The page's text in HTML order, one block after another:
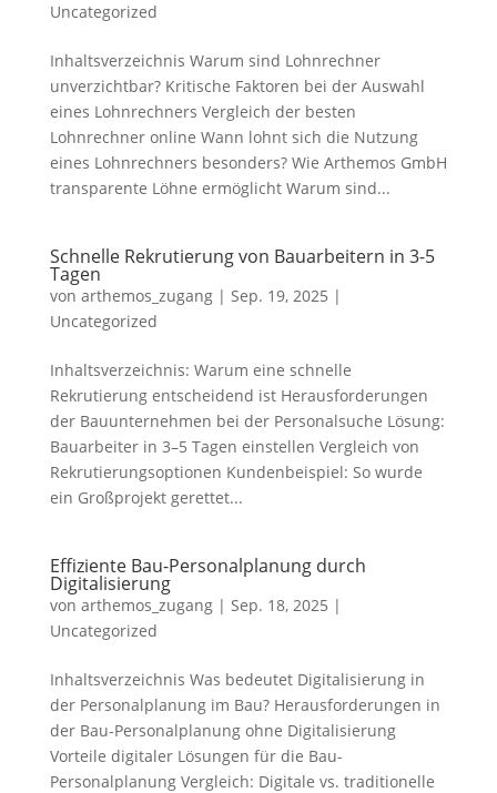
Uncategorized
Inhaltsverzeichnis Warum sind Lohnrechner
unverzichtbar? Kritische Faktoren bei der Auswahl
eines Lohnrechners Vergleich der besten
Lohnrechner online Wann lohnt sich die Nutzung
eines Lohnrechners besonders? Wie Arthemos GmbH
transparente Löhne ermöglicht Warum sind...
Schnelle Rekrutierung von Bauarbeitern in 3-5
Tagen
von arthemos_zugang| Sep. 19, 2025 |
Uncategorized
Inhaltsverzeichnis: Warum eine schnelle
Rekrutierung entscheidend ist Herausforderungen
der Bauunternehmen bei der Personalsuche Lösung:
Bauarbeiter in 3–5 Tagen einstellen Vergleich von
Rekrutierungsoptionen Kundenbeispiel: So wurde
ein Großprojekt gerettet...
Effiziente Bau-Personalplanung durch
Digitalisierung
von arthemos_zugang| Sep. 18, 2025 |
Uncategorized
Inhaltsverzeichnis Was bedeutet Digitalisierung in
der Personalplanung im Bau? Herausforderungen in
der Bau-Personalplanung ohne Digitalisierung
Vorteile digitaler Lösungen für die Bau-
Personalplanung Vergleich: Digitale vs. traditionelle